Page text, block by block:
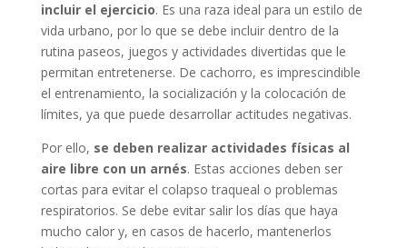
incluir el ejercicio. Es una raza ideal para un estilo de
vida urbano, por lo que se debe incluir dentro de la
rutina paseos, juegos y actividades divertidas que le
permitan entretenerse. De cachorro, es imprescindible
el entrenamiento, la socialización y la colocación de
límites, ya que puede desarrollar actitudes negativas.
Por ello, se deben realizar actividades físicas al
aire libre con un arnés. Estas acciones deben ser
cortas para evitar el colapso traqueal o problemas
respiratorios. Se debe evitar salir los días que haya
mucho calor y, en casos de hacerlo, mantenerlos